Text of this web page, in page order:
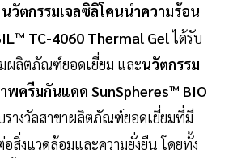
นวัตกรรมเจลซิลิโคนนำความร้อน
TC-4060 Thermal Gelได้รับ
มผลิตภัณฑ์ยอดเยี่ยม และนวัตกรรม
พครีมกันแดด SunSpheres™ BIO
รางวัลสาขาผลิตภัณฑ์ยอดเยี่ยมที่มี
สิ่งแวดล้อมและความยั่งยืน โดยทั้ง